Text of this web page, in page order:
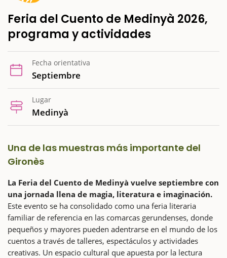
Feria del Cuento de Medinyà 2026,
programa y actividades
Fecha orientativa
Septiembre
Lugar
Medinyà
Una de las muestras más importante del
Gironès
La Feria del Cuento de Medinyà vuelve septiembre con
una jornada llena de magia, literatura e imaginación.
Este evento se ha consolidado como una feria literaria
familiar de referencia en las comarcas gerundenses, donde
pequeños y mayores pueden adentrarse en el mundo de los
cuentos a través de talleres, espectáculos y actividades
creativas. Un espacio cultural que apuesta por la lectura